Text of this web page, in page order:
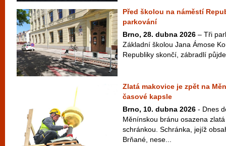
Před školou na náměstí
parkování
Brno, 28. dubna 2026 – Tři
Základní školou Jana Ámose
Republiky skončí, zábradlí
Zlatá makovice je zpět na
časové kapsle
Brno, 10. dubna 2026 - Dnes
Měnínskou bránu osazena
schránkou. Schránka, jejíž
Brňané, nese...